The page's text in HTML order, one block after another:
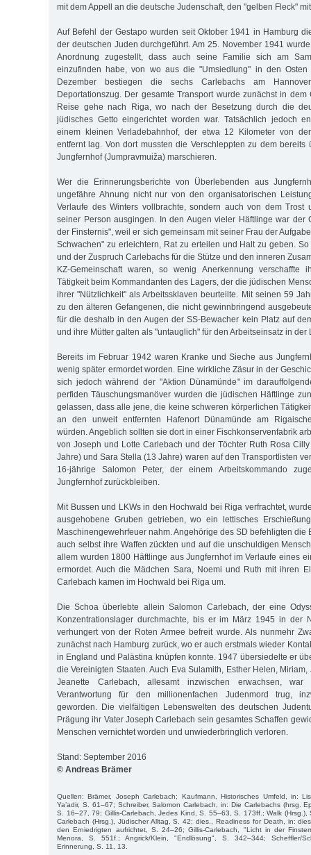
mit dem Appell an die deutsche Judenschaft, den "gelben Fleck"
Auf Befehl der Gestapo wurden seit Oktober 1941 in Hamburg
der deutschen Juden durchgeführt. Am 25. November 1941
Anordnung zugestellt, dass auch seine Familie sich am
einzufinden habe, von wo aus die "Umsiedlung" in den
Dezember bestiegen die sechs Carlebachs am
Deportationszug. Der gesamte Transport wurde zunächst in
Reise gehe nach Riga, wo nach der Besetzung durch die
jüdisches Getto eingerichtet worden war. Tatsächlich jedoch
einem kleinen Verladebahnhof, der etwa 12 Kilometer von
entfernt lag. Von dort mussten die Verschleppten zu dem bereits
Jungfernhof (Jumpravmuiža) marschieren.
Wer die Erinnerungsberichte von Überlebenden aus
ungefähre Ahnung nicht nur von den organisatorischen
Verlaufe des Winters vollbrachte, sondern auch von dem Trost
seiner Person ausgingen. In den Augen vieler Häftlinge war der
der Finsternis", weil er sich gemeinsam mit seiner Frau der
Schwachen" zu erleichtern, Rat zu erteilen und Halt zu geben.
und der Zuspruch Carlebachs für die Stütze und den inneren
KZ-Gemeinschaft waren, so wenig Anerkennung verschaffte
Tätigkeit beim Kommandanten des Lagers, der die jüdischen
ihrer "Nützlichkeit" als Arbeitssklaven beurteilte. Mit seinen 59
zu den älteren Gefangenen, die nicht gewinnbringend
für die deshalb in den Augen der SS-Bewacher kein Platz auf
und ihre Mütter galten als "untauglich" für den Arbeitseinsatz in der
Bereits im Februar 1942 waren Kranke und Sieche aus
wenig später ermordet worden. Eine wirkliche Zäsur in der
sich jedoch während der "Aktion Dünamünde" im
perfiden Täuschungsmanöver wurden die jüdischen Häftlinge
gelassen, dass alle jene, die keine schweren körperlichen
an den unweit entfernten Hafenort Dünamünde am
würden. Angeblich sollten sie dort in einer Fischkonservenfabrik
von Joseph und Lotte Carlebach und der Töchter Ruth Rosa
Jahre) und Sara Stella (13 Jahre) waren auf den Transportlisten
16-jährige Salomon Peter, der einem Arbeitskommando
Jungfernhof zurückbleiben.
Mit Bussen und LKWs in den Hochwald bei Riga verfrachtet,
ausgehobene Gruben getrieben, wo ein lettisches
Maschinengewehrfeuer nahm. Angehörige des SD befehligten die
auch selbst ihre Waffen zückten und auf die unschuldigen
allem wurden 1800 Häftlinge aus Jungfernhof im Verlaufe eines
ermordet. Auch die Mädchen Sara, Noemi und Ruth mit ihren
Carlebach kamen im Hochwald bei Riga um.
Die Schoa überlebte allein Salomon Carlebach, der eine
Konzentrationslager durchmachte, bis er im März 1945 in der
verhungert von der Roten Armee befreit wurde. Als nunmehr
zunächst nach Hamburg zurück, wo er auch erstmals wieder
in England und Palästina knüpfen konnte. 1947 übersiedelte er
die Vereinigten Staaten. Auch Eva Sulamith, Esther Helen,
Jeanette Carlebach, allesamt inzwischen erwachsen,
Verantwortung für den millionenfachen Judenmord trug,
geworden. Die vielfältigen Lebenswelten des deutschen
Prägung ihr Vater Joseph Carlebach sein gesamtes Schaffen
Menschen vernichtet worden und unwiederbringlich verloren.
Stand: September 2016
© Andreas Brämer
Quellen: Brämer, Joseph Carlebach; Kaufmann, Historisches Umfeld, in:
Ya’adir, S. 61–67; Schreiber, Salomon Carlebach, in: Die Carlebachs (hrsg.
S. 16–27, 79; Gillis-Carlebach, Jedes Kind, S. 55–63, S. 173ff.; Walk (Hrsg.),
Carlebach (Hrsg.), Jüdischer Alltag, S. 42; dies., Readiness for Death, in:
den Erniedrigten aufrichtet, S. 24–26; Gillis-Carlebach, "Licht in der
Menora, S. 551f.; Angrick/Klein, "Endlösung", S. 342–344; Scheffler/
Erinnerung, S. 11, 13.